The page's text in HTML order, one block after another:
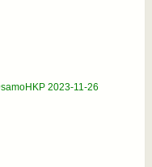
2023-11-26